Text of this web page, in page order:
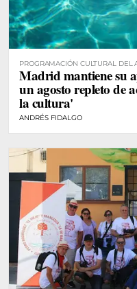
PROGRAMACIÓN CULTURAL
Madrid mantiene su
un agosto repleto de
la cultura'
ANDRÉS FIDALGO